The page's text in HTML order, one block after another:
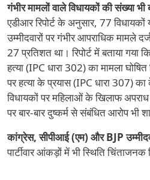
गंभीर मामलों वाले विधायकों की संख्या भी
एडीआर रिपोर्ट के अनुसार, 77 विधायकों
उम्मीदवारों पर गंभीर आपराधिक मामले
27 प्रतिशत था। रिपोर्ट में बताया
हत्या (IPC धारा 302) का मामला
पर हत्या के प्रयास (IPC धारा 307)
विधायकों पर महिलाओं के खिलाफ
पर बार-बार दुष्कर्म से संबंधित आरोप भी
कांग्रेस, सीपीआई (एम) और BJP
पार्टीवार आंकड़ों में भी स्थिति चिंताजनक